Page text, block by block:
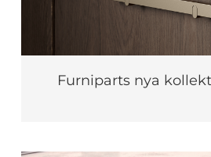
Furniparts nya